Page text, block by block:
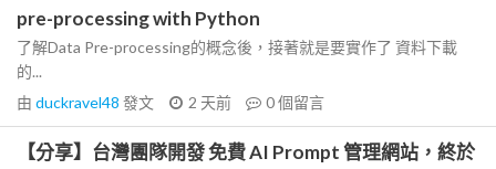
pre-processing with Python
了解Data Pre-processing的概念後，接著就是要實作了 資料下載
的...
由 duckravel48 發文 2 天前 0個留言
【分享】台灣團隊開發 免費 AI Prompt 管理網站，終於